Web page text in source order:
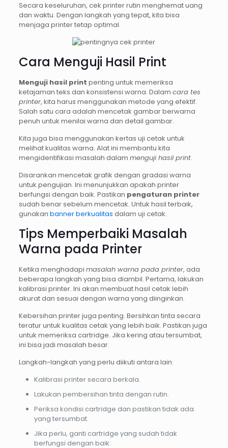
Secara keseluruhan, cek printer rutin menghemat uang
dan waktu. Dengan langkah yang tepat, kita bisa
menjaga printer tetap optimal.
Cara Menguji Hasil Print
Menguji hasil print penting untuk memeriksa
ketajaman teks dan konsistensi warna. Dalam cara tes
printer, kita harus menggunakan metode yang efektif.
Salah satu cara adalah mencetak gambar berwarna
penuh untuk menilai warna dan detail gambar.
Kita juga bisa menggunakan kertas uji cetak untuk
melihat kualitas warna. Alat ini membantu kita
mengidentifikasi masalah dalam menguji hasil print.
Disarankan mencetak grafik dengan gradasi warna
untuk pengujian. Ini menunjukkan apakah printer
berfungsi dengan baik. Pastikan pengaturan printer
sudah benar sebelum mencetak. Untuk hasil terbaik,
gunakan banner berkualitas dalam uji cetak.
Tips Memperbaiki Masalah
Warna pada Printer
Ketika menghadapi masalah warna pada printer, ada
beberapa langkah yang bisa diambil. Pertama, lakukan
kalibrasi printer. Ini akan membuat hasil cetak lebih
akurat dan sesuai dengan warna yang diinginkan.
Kebersihan printer juga penting. Bersihkan tinta secara
teratur untuk kualitas cetak yang lebih baik. Pastikan juga
untuk memeriksa cartridge. Jika kering atau tersumbat,
ini bisa jadi masalah besar.
Langkah-langkah yang perlu diikuti antara lain:
Kalibrasi printer secara berkala.
Lakukan pembersihan tinta dengan rutin.
Periksa kondisi cartridge dan pastikan tidak ada
yang tersumbat.
Jika perlu, ganti cartridge yang sudah tidak
berfungsi dengan baik.